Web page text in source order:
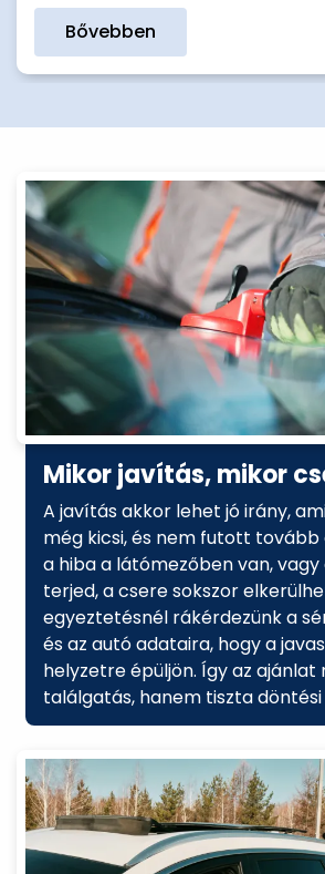
Bővebben
Mikor javítás, mikor
A javítás akkor lehet jó irány,
még kicsi, és nem futott tovább
a hiba a látómezőben van,
terjed, a csere sokszor
egyeztetésnél rákérdezünk a
és az autó adataira, hogy a
helyzetre épüljön. Így az ajánlat
találgatás, hanem tiszta